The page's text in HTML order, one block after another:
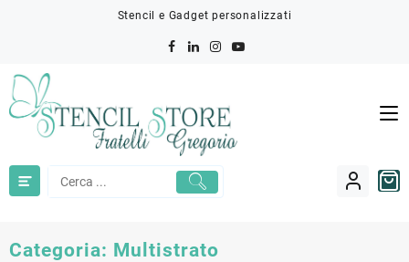
Stencil e Gadget personalizzati
Categoria: Multistrato